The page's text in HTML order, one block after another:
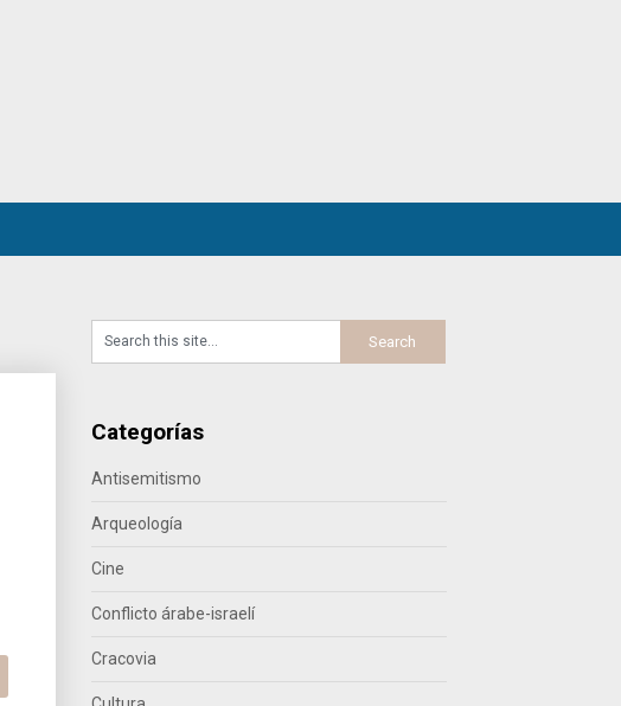
Categorías
Antisemitismo
Arqueología
Cine
Conflicto árabe-israelí
Cracovia